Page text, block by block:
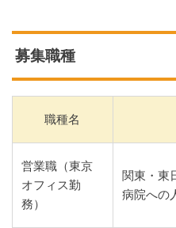
募集職種
職種名
営業職（東京
オフィス勤
務）
関東・東
病院への